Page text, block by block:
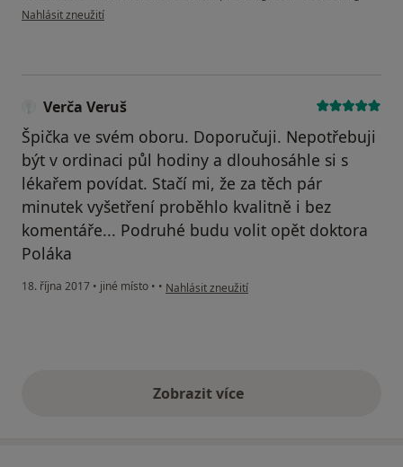
podle názoru uživatele Lucie Volfová
Nahlásit zneužití
Verča Veruš
Špička ve svém oboru. Doporučuji. Nepotřebuji
být v ordinaci půl hodiny a dlouhosáhle si s
lékařem povídat. Stačí mi, že za těch pár
minutek vyšetření proběhlo kvalitně i bez
komentáře... Podruhé budu volit opět doktora
Poláka
18. října 2017 • jiné místo • • podle názoru uživatele Verča Veruš
Nahlásit zneužití
Zobrazit vícevýše uvedené názory